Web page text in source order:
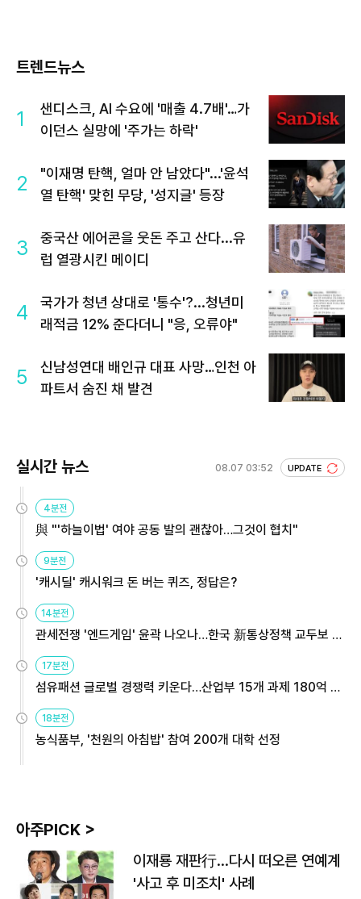
트렌드뉴스
1
샌디스크, AI 수요에 '매출 4.7배'…가
이던스 실망에 '주가는 하락'
2
"이재명 탄핵, 얼마 안 남았다"...'윤석
열 탄핵' 맞힌 무당, '성지글' 등장
3
중국산 에어콘을 웃돈 주고 산다...유
럽 열광시킨 메이디
4
국가가 청년 상대로 '통수'?...청년미
래적금 12% 준다더니 "응, 오류야"
5
신남성연대 배인규 대표 사망…인천 아
파트서 숨진 채 발견
실시간 뉴스 08.07 03:52 UPDATE
4분전
與 "'하늘이법' 여야 공동 발의 괜찮아…그것이 협치"
9분전
'캐시딜' 캐시워크 돈 버는 퀴즈, 정답은?
14분전
관세전쟁 '엔드게임' 윤곽 나오나…한국 新통상정책 교두보 활
17분전
섬유패션 글로벌 경쟁력 키운다…산업부 15개 과제 180억 지
18분전
농식품부, '천원의 아침밥' 참여 200개 대학 선정
아주PICK >
이재룡 재판行…다시 떠오른 연예계
'사고 후 미조치' 사례